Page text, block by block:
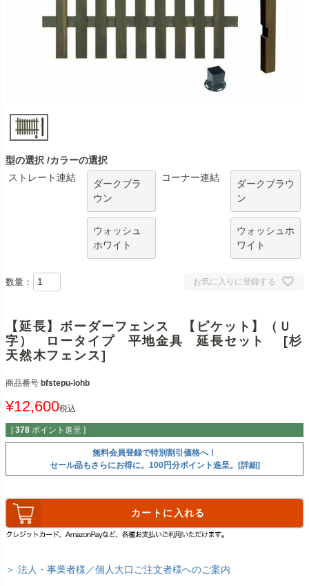
型の選択
カラーの選択
ストレート連結
ダークブラ
ウン
ウォッシュ
ホワイト
コーナー連結
ダークブラウ
ン
ウォッシュホ
ワイト
お気に入りに登録する
数量：
【延長】ボーダーフェンス 【ピケット】（Ｕ
字） ロータイプ 平地金具 延長セット [杉
天然木フェンス]
商品番号 bfstepu-lohb
¥12,600税込
[ 378 ポイント進呈 ]
無料会員登録で特別割引価格へ！
セール品もさらにお得に。100円分ポイント進呈。[詳細]
カートに入れる
＞ 法人・事業者様／個人大口ご注文者様へのご案内